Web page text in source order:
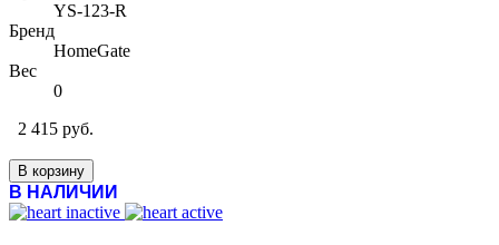
YS-123-R
Бренд
HomeGate
Вес
0
2 415 руб.
В корзину
В НАЛИЧИИ